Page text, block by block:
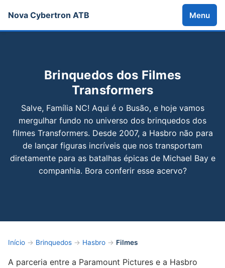
Nova Cybertron ATB Menu
Brinquedos dos Filmes
Transformers
Salve, Família NC! Aqui é o Busão, e hoje vamos
mergulhar fundo no universo dos brinquedos dos
filmes Transformers. Desde 2007, a Hasbro não para
de lançar figuras incríveis que nos transportam
diretamente para as batalhas épicas de Michael Bay e
companhia. Bora conferir esse acervo?
Início → Brinquedos → Hasbro → Filmes
A parceria entre a Paramount Pictures e a Hasbro